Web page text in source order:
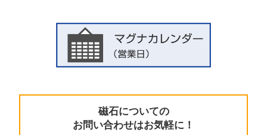
磁石についての
お問い合わせはお気軽に！